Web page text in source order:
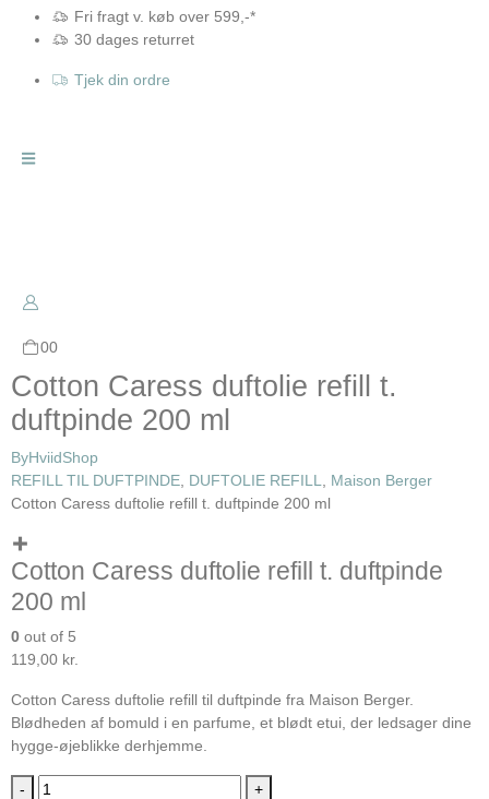
Fri fragt v. køb over 599,-*
30 dages returret
Tjek din ordre
00
Cotton Caress duftolie refill t.
duftpinde 200 ml
ByHviidShop
REFILL TIL DUFTPINDE DUFTOLIE REFILL
Maison Berger
Cotton Caress duftolie refill t. duftpinde 200 ml
Cotton Caress duftolie refill t. duftpinde
200 ml
0 out of 5
119,00 kr.
Cotton Caress duftolie refill til duftpinde fra Maison Berger.
Blødheden af bomuld i en parfume, et blødt etui, der ledsager dine
hygge-øjeblikke derhjemme.
-
+